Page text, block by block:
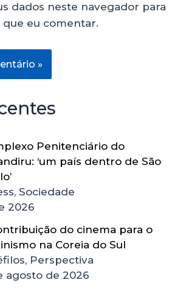
dados neste navegador para
que eu comentar.
Penitenciário do
‘um país dentro de São
Sociedade
2026
do cinema para o
na Coreia do Sul
Perspectiva
agosto de 2026